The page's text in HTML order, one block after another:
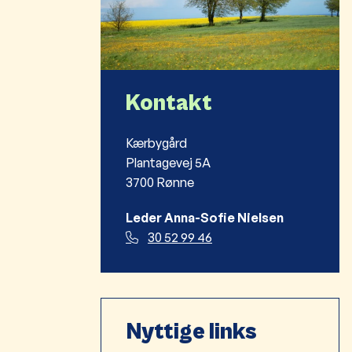
Kontakt
Kærbygård
Plantagevej 5A
3700 Rønne
Leder Anna-Sofie Nielsen
30 52 99 46
Nyttige links